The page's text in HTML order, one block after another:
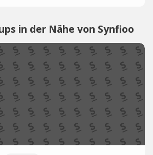
in der Nähe von Synfioo